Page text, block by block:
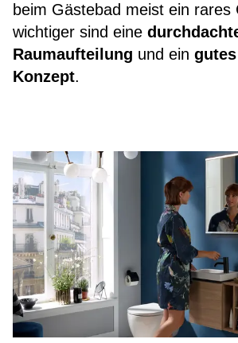
beim Gästebad meist ein rares
wichtiger sind eine
Raumaufteilung und ein
Konzept.